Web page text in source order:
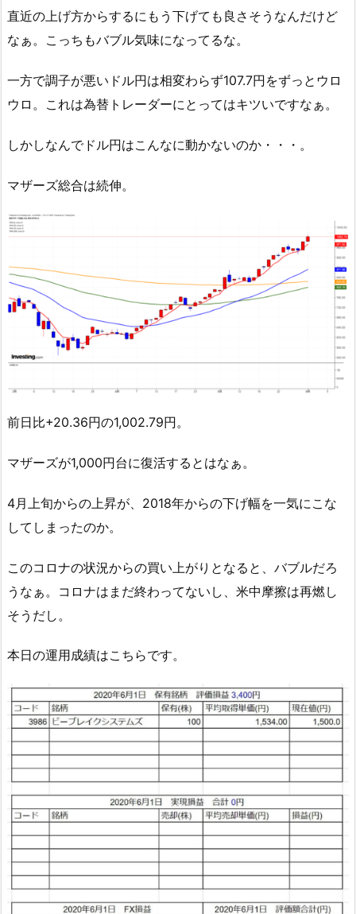
直近の上げ方からするにもう下げても良さそうなんだけど
なぁ。こっちもバブル気味になってるな。
一方で調子が悪いドル円は相変わらず107.7円をずっとウロ
ウロ。これは為替トレーダーにとってはキツいですなぁ。
しかしなんでドル円はこんなに動かないのか・・・。
マザーズ総合は続伸。
前日比+20.36円の1,002.79円。
マザーズが1,000円台に復活するとはなぁ。
4月上旬からの上昇が、2018年からの下げ幅を一気にこな
してしまったのか。
このコロナの状況からの買い上がりとなると、バブルだろ
うなぁ。コロナはまだ終わってないし、米中摩擦は再燃し
そうだし。
本日の運用成績はこちらです。